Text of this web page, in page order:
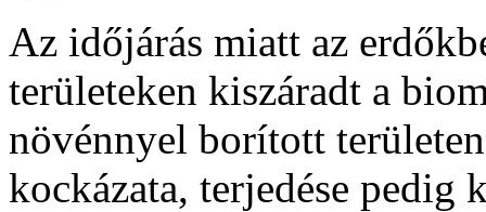
Az időjárás miatt az
területeken kiszáradt a
növénnyel borított
kockázata, terjedése pedig